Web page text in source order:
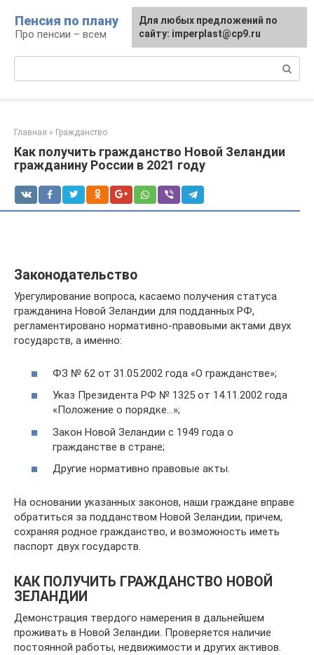
контенту
Пенсия по плану
Про пенсии – всем
Главная » Гражданство
Как получить гражданство Новой Зеландии
гражданину России в 2021 году
Законодательство
Урегулирование вопроса, касаемо получения статуса
гражданина Новой Зеландии для подданных РФ,
регламентировано нормативно-правовыми актами двух
государств, а именно:
ФЗ № 62 от 31.05.2002 года «О гражданстве»;
Указ Президента РФ № 1325 от 14.11.2002 года
«Положение о порядке…»;
Закон Новой Зеландии с 1949 года о
гражданстве в стране;
Другие нормативно правовые акты.
На основании указанных законов, наши граждане вправе
обратиться за подданством Новой Зеландии, причем,
сохраняя родное гражданство, и возможность иметь
паспорт двух государств.
КАК ПОЛУЧИТЬ ГРАЖДАНСТВО НОВОЙ
ЗЕЛАНДИИ
Демонстрация твердого намерения в дальнейшем
проживать в Новой Зеландии. Проверяется наличие
постоянной работы, недвижимости и других активов.
Для любых предложений по
сайту: imperplast@cp9.ru